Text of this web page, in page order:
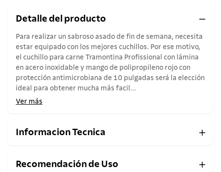
Detalle del producto
Para realizar un sabroso asado de fin de semana, necesita
estar equipado con los mejores cuchillos. Por ese motivo,
el cuchillo para carne Tramontina Profissional con lámina
en acero inoxidable y mango de polipropileno rojo con
protección antimicrobiana de 10 pulgadas será la elección
ideal para obtener mucha más facil...
Ver más
Informacion Tecnica
Recomendación de Uso